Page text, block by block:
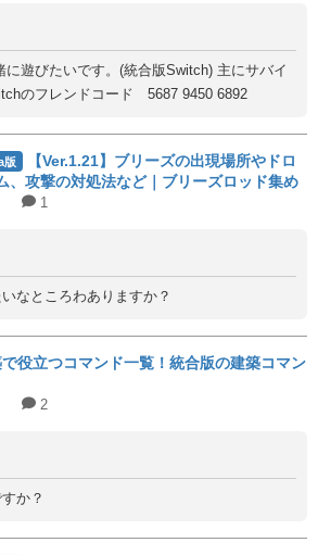
遊びたいです。(統合版Switch) 主にサバイ
のフレンドコード 5687 9450 6892
版
【Ver.1.21】ブリーズの出現場所やドロ
、攻撃の対処法など｜ブリーズロッド集め
1
なところわありますか？
役立つコマンド一覧！統合版の建築コマン
2
か？